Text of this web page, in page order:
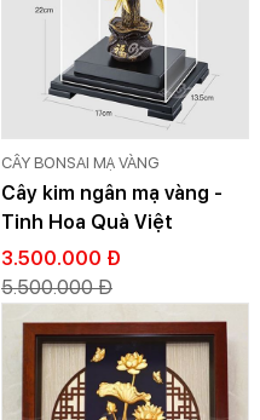
CÂY BONSAI MẠ VÀNG
Cây kim ngân mạ vàng -
Tinh Hoa Quà Việt
3.500.000 Đ
5.500.000 Đ